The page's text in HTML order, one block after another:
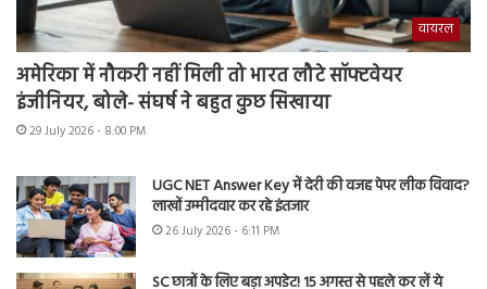
वायरल
अमेरिका में नौकरी नहीं मिली तो भारत लौटे सॉफ्टवेयर
इंजीनियर, बोले- संघर्ष ने बहुत कुछ सिखाया
29 July 2026 - 8:00 PM
UGC NET Answer Key में देरी की वजह पेपर लीक विवाद?
लाखों उम्मीदवार कर रहे इंतजार
26 July 2026 - 6:11 PM
SC छात्रों के लिए बड़ा अपडेट! 15 अगस्त से पहले कर लें ये